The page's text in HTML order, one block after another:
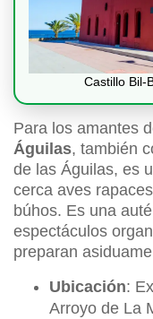
Castillo Bil-
Para los amantes
Águilas, también
de las Águilas, es
cerca aves
búhos. Es una
espectáculos
preparan
Ubicación:
Arroyo de La